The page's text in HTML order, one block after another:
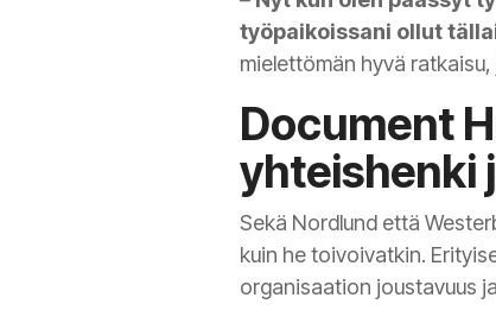
työpaikoissani ollut
mielettömän hyvä
Document
yhteishenki
Sekä Nordlund että
kuin he toivoivatkin.
organisaation joustavuus